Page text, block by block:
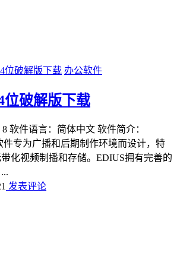
办公软件
位破解版下载
软件语言：简体中文 软件简介：
件专为广播和后期制作环境而设计，特
化视频制播和存储。EDIUS拥有完善的
发表评论